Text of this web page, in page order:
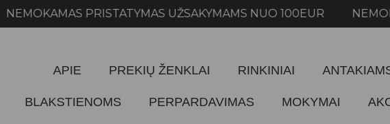
UŽSAKYMAMS NUO 100EUR
APIE PREKIŲ ŽENKLAI RINKINIAI
BLAKSTIENOMS PERPARDAVIMAS MOKYMAI